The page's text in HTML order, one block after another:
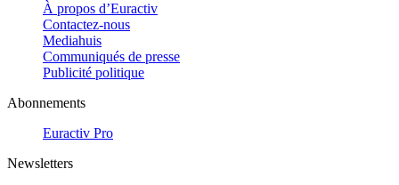
À propos d’Euractiv
Contactez-nous
Mediahuis
Communiqués de presse
Publicité politique
Abonnements
Euractiv Pro
Newsletters